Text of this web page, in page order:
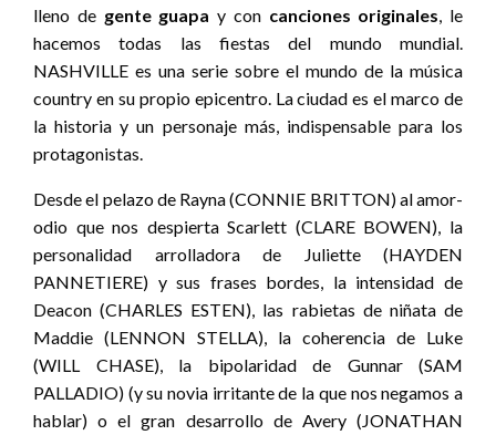
lleno de gente guapa y con canciones originales, le
hacemos todas las fiestas del mundo mundial.
NASHVILLE es una serie sobre el mundo de la música
country en su propio epicentro. La ciudad es el marco de
la historia y un personaje más, indispensable para los
protagonistas.
Desde el pelazo de Rayna (CONNIE BRITTON) al amor-
odio que nos despierta Scarlett (CLARE BOWEN), la
personalidad arrolladora de Juliette (HAYDEN
PANNETIERE) y sus frases bordes, la intensidad de
Deacon (CHARLES ESTEN), las rabietas de niñata de
Maddie (LENNON STELLA), la coherencia de Luke
(WILL CHASE), la bipolaridad de Gunnar (SAM
PALLADIO) (y su novia irritante de la que nos negamos a
hablar) o el gran desarrollo de Avery (JONATHAN